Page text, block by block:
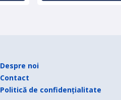
Despre noi
Contact
Politică de confidențialitate